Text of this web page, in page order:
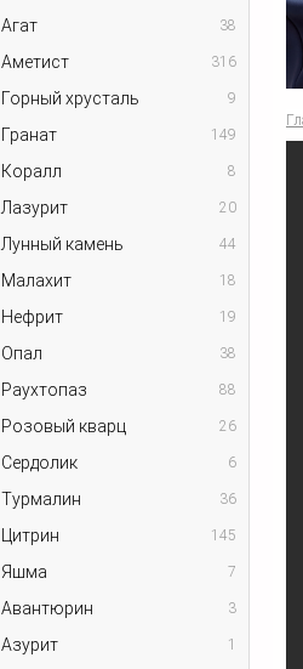
Агат
38
Аметист 316
Горный хрусталь 9
Гранат 149
Коралл 8
Лазурит 20
Лунный камень 44
Малахит 18
Нефрит 19
Опал 38
Раухтопаз 88
Розовый кварц 26
Сердолик 6
Турмалин 36
Цитрин 145
Яшма 7
Авантюрин 3
Азурит 1